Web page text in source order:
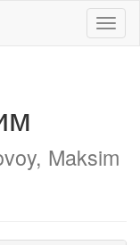
Maksim